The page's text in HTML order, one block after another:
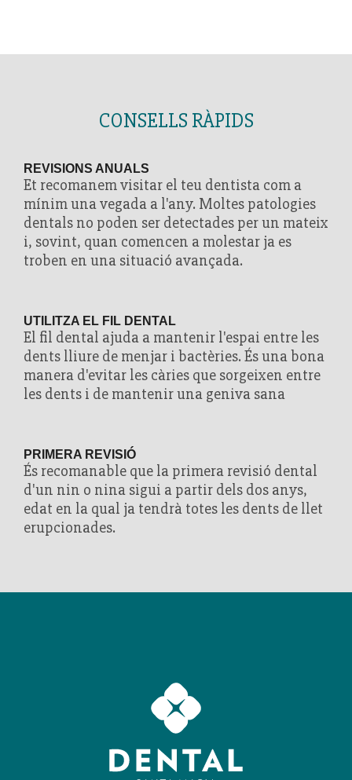
CONSELLS RÀPIDS
REVISIONS ANUALS
Et recomanem visitar el teu dentista com a
mínim una vegada a l'any. Moltes patologies
dentals no poden ser detectades per un mateix
i, sovint, quan comencen a molestar ja es
troben en una situació avançada.
UTILITZA EL FIL DENTAL
El fil dental ajuda a mantenir l'espai entre les
dents lliure de menjar i bactèries. És una bona
manera d'evitar les càries que sorgeixen entre
les dents i de mantenir una geniva sana
PRIMERA REVISIÓ
És recomanable que la primera revisió dental
d'un nin o nina sigui a partir dels dos anys,
edat en la qual ja tendrà totes les dents de llet
erupcionades.